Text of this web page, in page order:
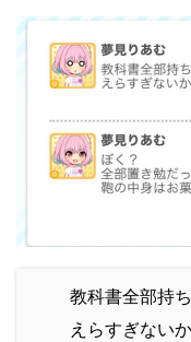
教科書全部持
えらすぎない